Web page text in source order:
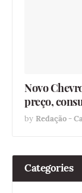
Novo
preço,
by Redação -
Categories